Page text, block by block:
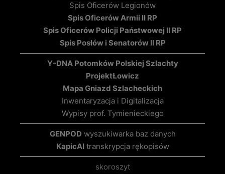
Spis Oficerów Legionów
Spis Oficerów Armii II RP
Spis Oficerów Policji Państwowej II RP
Spis Posłów i Senatorów II RP
Y-DNA Potomków Polskiej Szlachty
ProjektŁowicz
Mapa Gniazd Szlacheckich
Inwentaryzacja i Digitalizacja
Wypisy prof. Tymienieckiego
GENPOD wyszukiwarka baz danych
KapicAItranskrypcja rękopisów
skoroszyt